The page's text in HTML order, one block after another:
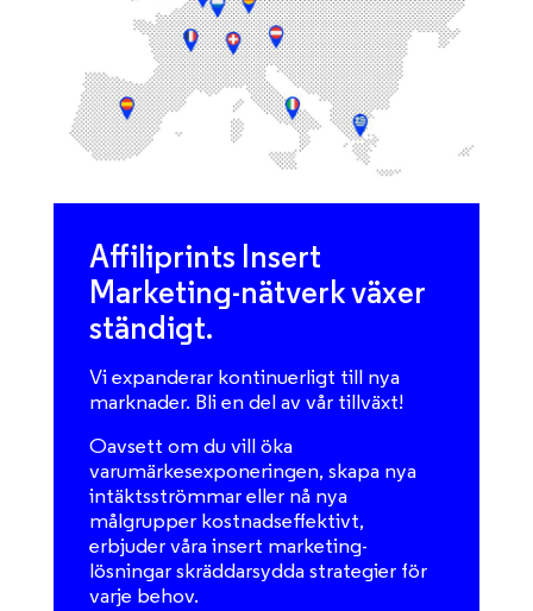
Affiliprints Insert
Marketing-nätverk växer
ständigt.
Vi expanderar kontinuerligt till nya
marknader. Bli en del av vår tillväxt!
Oavsett om du vill öka
varumärkesexponeringen, skapa nya
intäktsströmmar eller nå nya
målgrupper kostnadseffektivt,
erbjuder våra insert marketing-
lösningar skräddarsydda strategier för
varje behov.